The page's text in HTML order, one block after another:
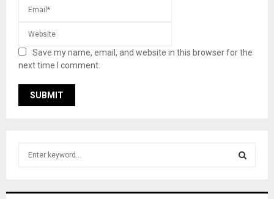
Save my name, email, and website in this browser for the
next time I comment.